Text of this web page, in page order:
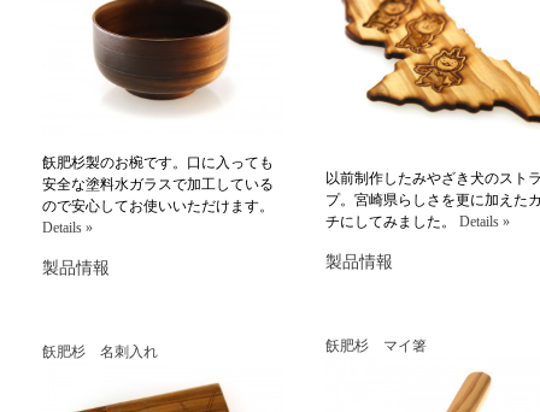
以前制作したみやざき犬のスト
プ。宮崎県らしさを更に加えた
チにしてみました。 Details »
製品情報
飫肥杉製のお椀です。口に入っても
安全な塗料水ガラスで加工している
ので安心してお使いいただけます。
Details »
製品情報
飫肥杉 マイ箸
飫肥杉 名刺入れ